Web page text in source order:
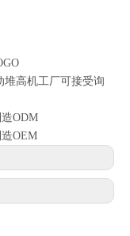
堆高机工厂可接受询
ODM
OEM